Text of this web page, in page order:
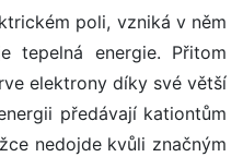
poli, vzniká v něm
tepelná energie. Přitom
elektrony díky své větší
předávají kationtům
nedojde kvůli značným